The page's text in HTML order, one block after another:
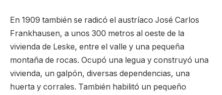
En 1909 también se radicó el austríaco José Carlos
Frankhausen, a unos 300 metros al oeste de la
vivienda de Leske, entre el valle y una pequeña
montaña de rocas. Ocupó una legua y construyó una
vivienda, un galpón, diversas dependencias, una
huerta y corrales. También habilitó un pequeño